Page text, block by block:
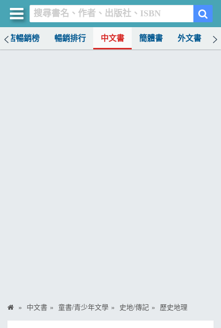
書店暢銷榜 暢銷排行 中文書 簡體書 外文書
中文書 童書/青少年文學 史地/傳記 歷史地理
買書網